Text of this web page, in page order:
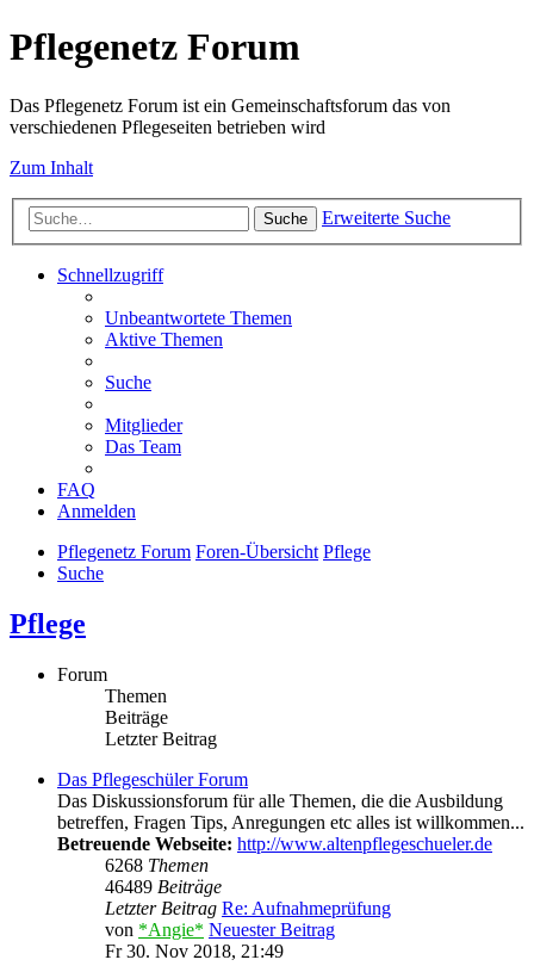
Pflegenetz Forum
Das Pflegenetz Forum ist ein Gemeinschaftsforum das von
verschiedenen Pflegeseiten betrieben wird
Zum Inhalt
Suche Erweiterte Suche
Schnellzugriff
Unbeantwortete Themen
Aktive Themen
Suche
Mitglieder
Das Team
FAQ
Anmelden
Pflegenetz Forum Foren-Übersicht Pflege
Suche
Pflege
Forum
Themen
Beiträge
Letzter Beitrag
Das Pflegeschüler Forum
Das Diskussionsforum für alle Themen, die die Ausbildung
betreffen, Fragen Tips, Anregungen etc alles ist willkommen...
Betreuende Webseite: http://www.altenpflegeschueler.de
6268 Themen
46489 Beiträge
Letzter Beitrag Re: Aufnahmeprüfung
von *Angie* Neuester Beitrag
Fr 30. Nov 2018, 21:49